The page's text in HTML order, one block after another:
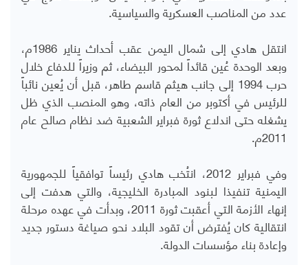
عدد من المناصب العسكرية والسياسية.
انتقل هادي إلى شمال اليمن عقب أحداث يناير 1986م،
وبعد الوحدة عُين قائداً لمحور البيضاء، ثم وزيراً للدفاع خلال
حرب 1994 إلى جانب هيثم قاسم طاهر، قبل أن يُعين نائباً
للرئيس في أكتوبر من العام ذاته، وهو المنصب الذي ظل
يشغله حتى اندلاع ثورة فبراير الشعبية ضد نظام صالح عام
2011م.
وفي فبراير 2012، انتُخب هادي رئيساً توافقياً للجمهورية
اليمنية تنفيذا لبنود المبادرة الخليجية، والتي هدفت إلى
إنهاء الأزمة التي أعقبت ثورة 2011، وبدأت في عهده مرحلة
انتقالية كان يُفترض أن تقود البلاد نحو صياغة دستور جديد
وإعادة بناء مؤسسات الدولة.